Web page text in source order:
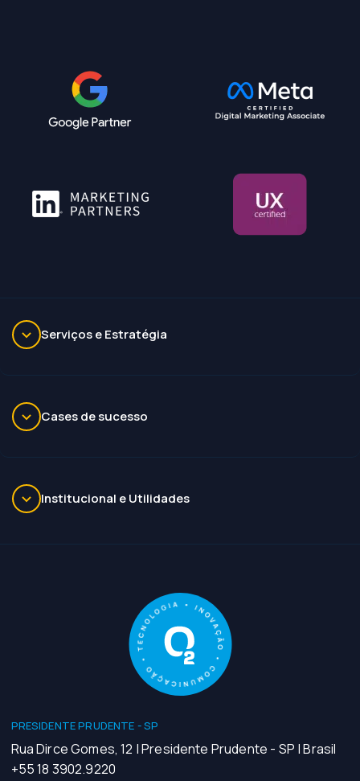
Serviços e Estratégia
Cases de sucesso
Institucional e Utilidades
PRESIDENTE PRUDENTE - SP
Rua Dirce Gomes, 12 | Presidente Prudente - SP | Brasil
+55 18 3902.9220